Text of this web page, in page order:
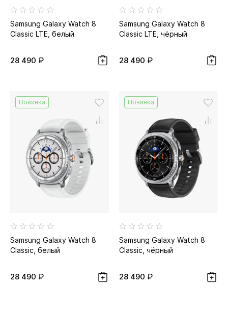
Samsung Galaxy Watch 8
Classic LTE, белый
28 490 ₽
Samsung Galaxy Watch 8
Classic LTE, чёрный
28 490 ₽
Новинка
Samsung Galaxy Watch 8
Classic, белый
28 490 ₽
Новинка
Samsung Galaxy Watch 8
Classic, чёрный
28 490 ₽